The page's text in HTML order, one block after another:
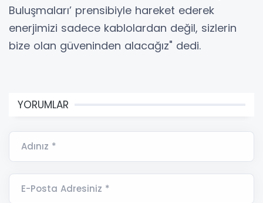
Buluşmaları’ prensibiyle hareket ederek
enerjimizi sadece kablolardan değil, sizlerin
bize olan güveninden alacağız" dedi.
YORUMLAR
Adınız *
E-Posta Adresiniz *